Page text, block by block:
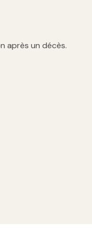
après un décès.